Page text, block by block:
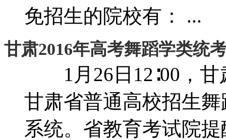
免招生的院校有： ...
甘肃2016年高考舞蹈学类统
1月26日12∶00，甘
甘肃省普通高校招生
系统。省教育考试院